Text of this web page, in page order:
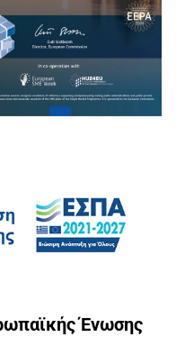
Ένωσης